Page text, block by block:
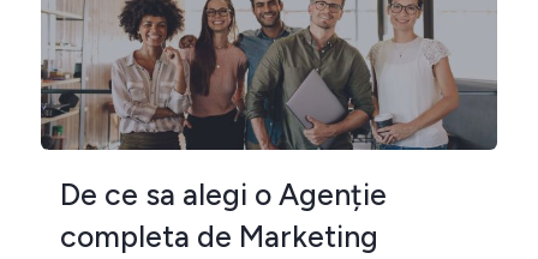
De ce sa alegi o Agenție
completa de Marketing